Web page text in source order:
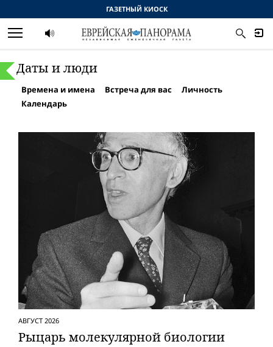
Даты и люди
Времена и имена Встреча для вас
Личность
Календарь
АВГУСТ 2026
Рыцарь молекулярной биологии
ГАЗЕТНЫЙ КИОСК